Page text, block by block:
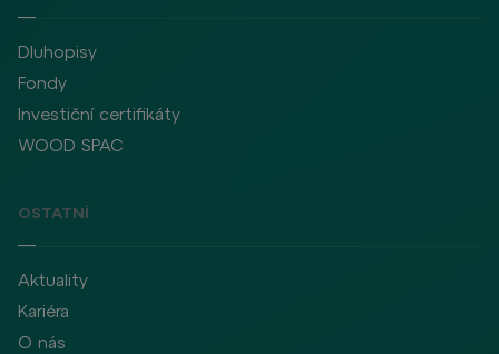
Dluhopisy
Fondy
Investiční certifikáty
WOOD SPAC
OSTATNÍ
Aktuality
Kariéra
O nás